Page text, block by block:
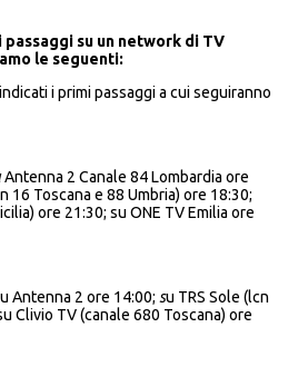
su un network di TV
le seguenti:
i primi passaggi a cui seguiranno
Antenna 2 Canale 84 Lombardia ore
16 Toscana e 88 Umbria) ore 18:30;
ore 21:30; su ONE TV Emilia ore
Antenna 2 ore 14:00; su TRS Sole (lcn
Clivio TV (canale 680 Toscana) ore